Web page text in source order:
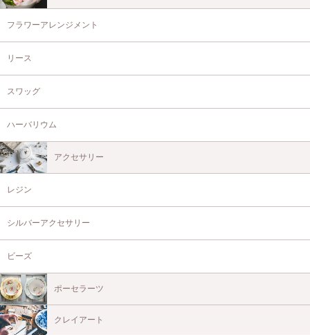
フラワーアレンジメント
リース
スワッグ
ハーバリウム
アクセサリー
レジン
シルバーアクセサリー
ビーズ
ポーセラーツ
クレイアート